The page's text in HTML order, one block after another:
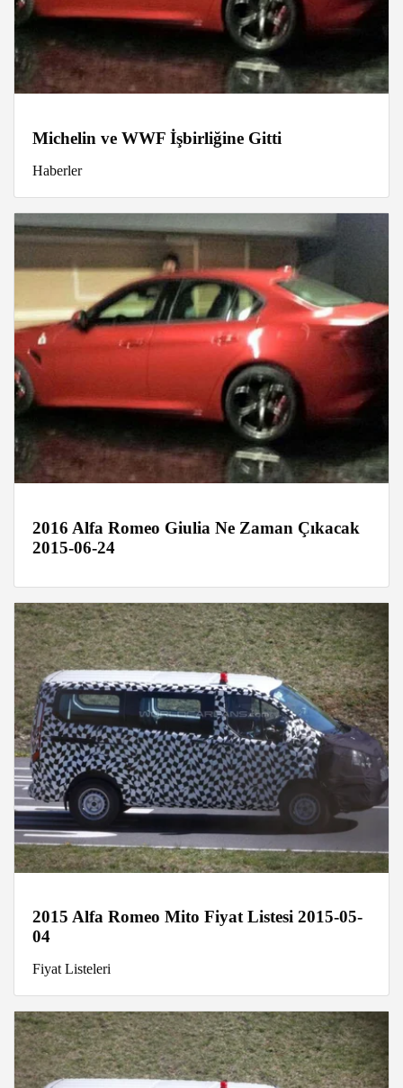
Michelin ve WWF İşbirliğine Gitti
Haberler
2016 Alfa Romeo Giulia Ne Zaman Çıkacak
2015-06-24
2015 Alfa Romeo Mito Fiyat Listesi 2015-05-
04
Fiyat Listeleri